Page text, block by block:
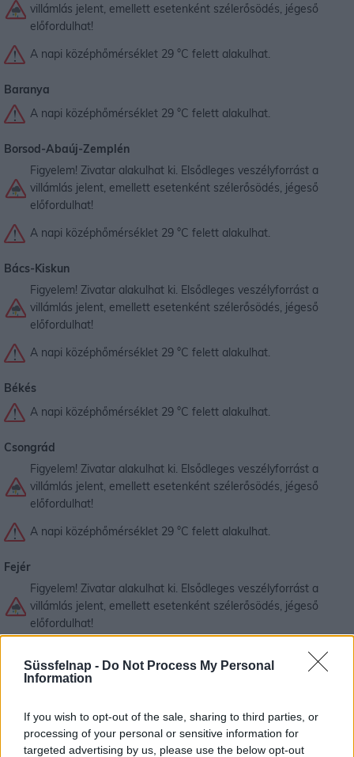
Süssfelnap - Do Not Process My Personal
Information
If you wish to opt-out of the sale, sharing to third parties, or
processing of your personal or sensitive information for
targeted advertising by us, please use the below opt-out
villámlás jelent, emellett esetenként szélerősödés, jégeső
előfordulhat!
A napi középhőmérséklet 29 °C felett alakulhat.
Baranya
A napi középhőmérséklet 29 °C felett alakulhat.
Borsod-Abaúj-Zemplén
Figyelem! Zivatar alakulhat ki. Elsődleges veszélyforrást a
villámlás jelent, emellett esetenként szélerősödés, jégeső
előfordulhat!
A napi középhőmérséklet 29 °C felett alakulhat.
Bács-Kiskun
Figyelem! Zivatar alakulhat ki. Elsődleges veszélyforrást a
villámlás jelent, emellett esetenként szélerősödés, jégeső
előfordulhat!
A napi középhőmérséklet 29 °C felett alakulhat.
Békés
A napi középhőmérséklet 29 °C felett alakulhat.
Csongrád
Figyelem! Zivatar alakulhat ki. Elsődleges veszélyforrást a
villámlás jelent, emellett esetenként szélerősödés, jégeső
előfordulhat!
A napi középhőmérséklet 29 °C felett alakulhat.
Fejér
Figyelem! Zivatar alakulhat ki. Elsődleges veszélyforrást a
villámlás jelent, emellett esetenként szélerősödés, jégeső
előfordulhat!
Győr-Moson-Sopron
villámlás jelent, emellett esetenként szélerősödés, jégeső
előfordulhat!